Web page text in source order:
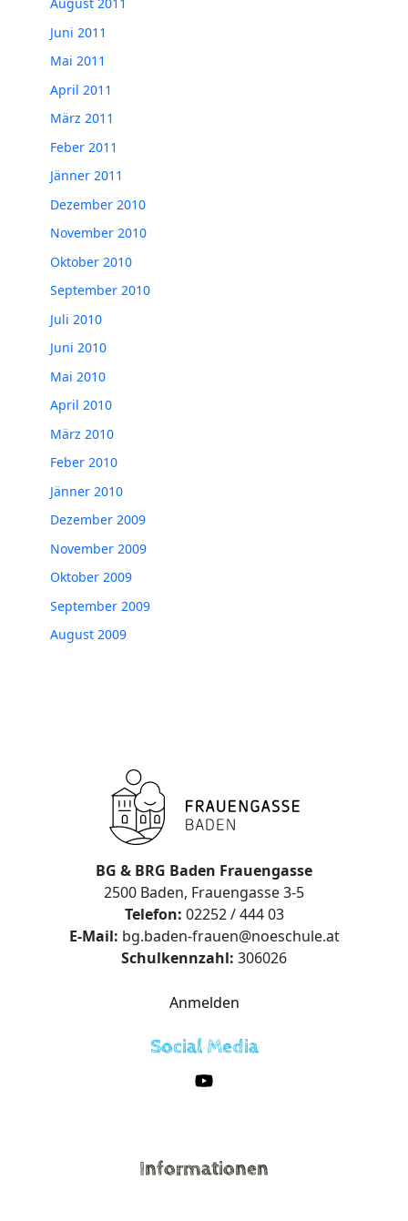
Juni 2011
Mai 2011
April 2011
März 2011
Feber 2011
Jänner 2011
Dezember 2010
November 2010
Oktober 2010
September 2010
Juli 2010
Juni 2010
Mai 2010
April 2010
März 2010
Feber 2010
Jänner 2010
Dezember 2009
November 2009
Oktober 2009
September 2009
August 2009
BG & BRG Baden Frauengasse
2500 Baden, Frauengasse 3-5
Telefon: 02252 / 444 03
E-Mail: bg.baden-frauen@noeschule.at
Schulkennzahl: 306026
Anmelden
Social Media
Informationen